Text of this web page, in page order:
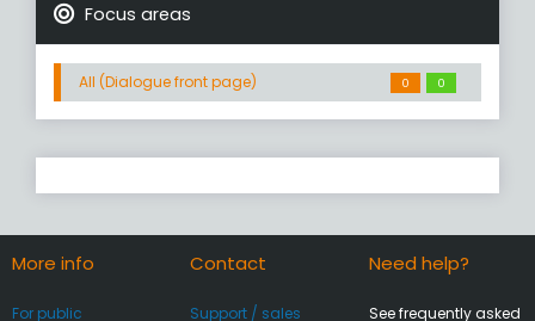
Focus areas
All (Dialogue front page) 0 0
More info
For public
Contact
Support / sales
Need help?
See frequently asked